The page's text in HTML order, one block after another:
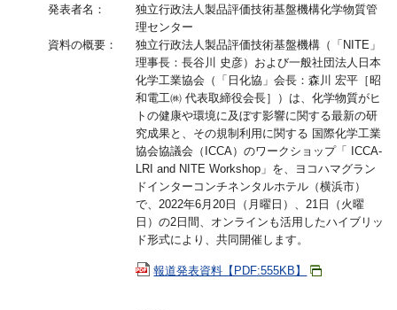
発表者名：
独立行政法人製品評価技術基盤機構化学物質管
理センター
資料の概要：
独立行政法人製品評価技術基盤機構（「NITE」
理事長：長谷川 史彦）および一般社団法人日本
化学工業協会（「日化協」会長：森川 宏平［昭
和電工㈱ 代表取締役会長］）は、化学物質がヒ
トの健康や環境に及ぼす影響に関する最新の研
究成果と、その規制利用に関する 国際化学工業
協会協議会（ICCA）のワークショップ「 ICCA-
LRI and NITE Workshop」を、ヨコハマグラン
ドインターコンチネンタルホテル（横浜市）
で、2022年6月20日（月曜日）、21日（火曜
日）の2日間、オンラインも活用したハイブリッ
ド形式により、共同開催します。
報道発表資料【PDF:555KB】